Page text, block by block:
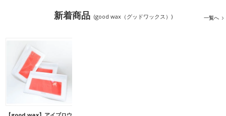
新着商品 (good wax（グッドワックス）) 一覧へ